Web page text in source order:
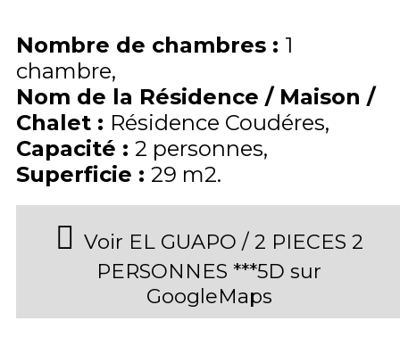
Nombre de chambres : 1
chambre
Nom de la Résidence / Maison /
Chalet : Résidence Coudéres
Capacité : 2 personnes
Superficie : 29 m2
Voir EL GUAPO / 2 PIECES 2
PERSONNES ***5D sur
GoogleMaps